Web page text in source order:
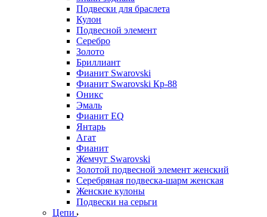
Подвески для браслета
Кулон
Подвесной элемент
Серебро
Золото
Бриллиант
Фианит Swarovski
Фианит Swarovski Кр-88
Оникс
Эмаль
Фианит EQ
Янтарь
Агат
Фианит
Жемчуг Swarovski
Золотой подвесной элемент женcкий
Серебряная подвеска-шарм женская
Женские кулоны
Подвески на серьги
Цепи